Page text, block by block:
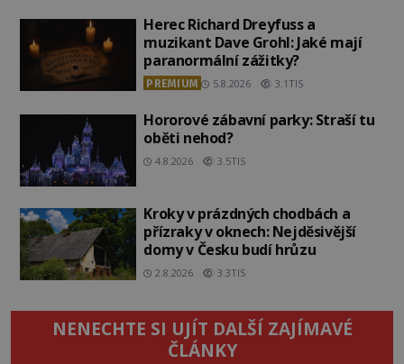
Herec Richard Dreyfuss a
muzikant Dave Grohl: Jaké mají
paranormální zážitky?
PREMIUM 5.8.2026 3.1TIS
Hororové zábavní parky: Straší tu
oběti nehod?
4.8.2026 3.5TIS
Kroky v prázdných chodbách a
přízraky v oknech: Nejděsivější
domy v Česku budí hrůzu
2.8.2026 3.3TIS
NENECHTE SI UJÍT DALŠÍ ZAJÍMAVÉ
ČLÁNKY